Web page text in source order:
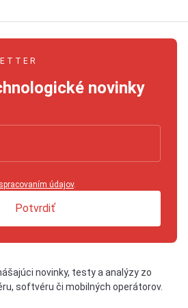
novinky
údajov.
Potvrdiť
novinky, testy a analýzy zo
softvéru či mobilných operátorov.